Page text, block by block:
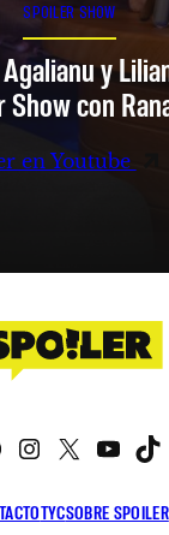
SPOILER SHOW
y
Show con
en Youtube
TYCSOBRE SPOILER
Facebook
X